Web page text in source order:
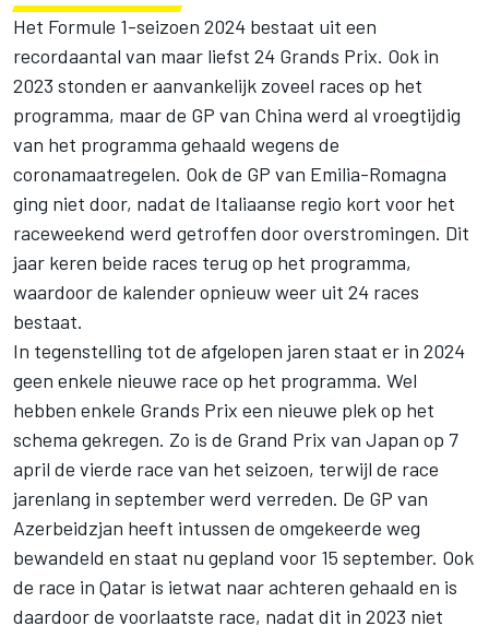
Het Formule 1-seizoen 2024 bestaat uit een
recordaantal van maar liefst 24 Grands Prix. Ook in
2023 stonden er aanvankelijk zoveel races op het
programma, maar de GP van China werd al vroegtijdig
van het programma gehaald wegens de
coronamaatregelen. Ook de GP van Emilia-Romagna
ging niet door, nadat de Italiaanse regio kort voor het
raceweekend werd getroffen door overstromingen. Dit
jaar keren beide races terug op het programma,
waardoor de kalender opnieuw weer uit 24 races
bestaat.
In tegenstelling tot de afgelopen jaren staat er in 2024
geen enkele nieuwe race op het programma. Wel
hebben enkele Grands Prix een nieuwe plek op het
schema gekregen. Zo is de Grand Prix van Japan op 7
april de vierde race van het seizoen, terwijl de race
jarenlang in september werd verreden. De GP van
Azerbeidzjan heeft intussen de omgekeerde weg
bewandeld en staat nu gepland voor 15 september. Ook
de race in Qatar is ietwat naar achteren gehaald en is
daardoor de voorlaatste race, nadat dit in 2023 niet